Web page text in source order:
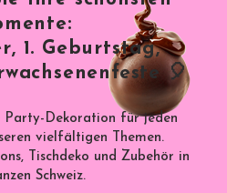
1. Geburtstag,
🎈
Party-Dekoration für jeden
vielfältigen Themen.
Tischdeko und Zubehör in
Schweiz.